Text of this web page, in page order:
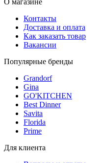
О магазине
Контакты
Доставка и оплата
Как заказать товар
Вакансии
Популярные бренды
Grandorf
Gina
GO'KITCHEN
Best Dinner
Savita
Florida
Prime
Для клиента